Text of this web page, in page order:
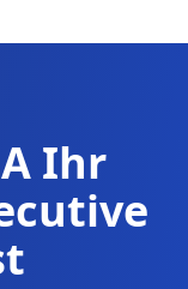
Ihr